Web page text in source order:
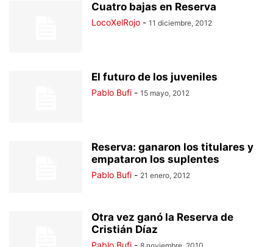
Cuatro bajas en Reserva
LocoXelRojo - 11 diciembre, 2012
El futuro de los juveniles
Pablo Bufi - 15 mayo, 2012
Reserva: ganaron los titulares y
empataron los suplentes
Pablo Bufi - 21 enero, 2012
Otra vez ganó la Reserva de
Cristián Díaz
Pablo Bufi -